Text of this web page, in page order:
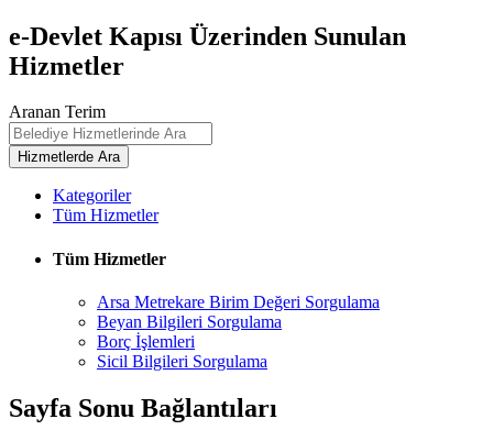
e-Devlet Kapısı Üzerinden Sunulan
Hizmetler
Aranan Terim
Kategoriler
Tüm Hizmetler
Tüm Hizmetler
Arsa Metrekare Birim Değeri Sorgulama
Beyan Bilgileri Sorgulama
Borç İşlemleri
Sicil Bilgileri Sorgulama
Sayfa Sonu Bağlantıları